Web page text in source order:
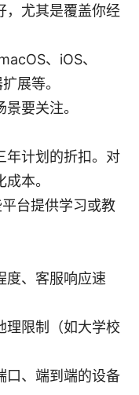
，尤其是覆盖你经
、iOS、
展等。
要关注。
年计划的折扣。对
本。
台提供学习或教
度、客服响应速
理限制（如大学校
口、端到端的设备